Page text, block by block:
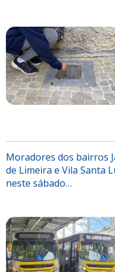
Moradores dos bairros
de Limeira e Vila Santa
neste sábado…